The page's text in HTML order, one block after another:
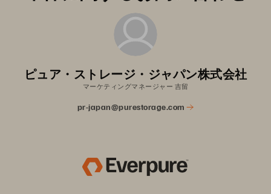
ピュア・ストレージ・ジャパン株式会社
マーケティングマネージャー 吉留
pr-japan@purestorage.com